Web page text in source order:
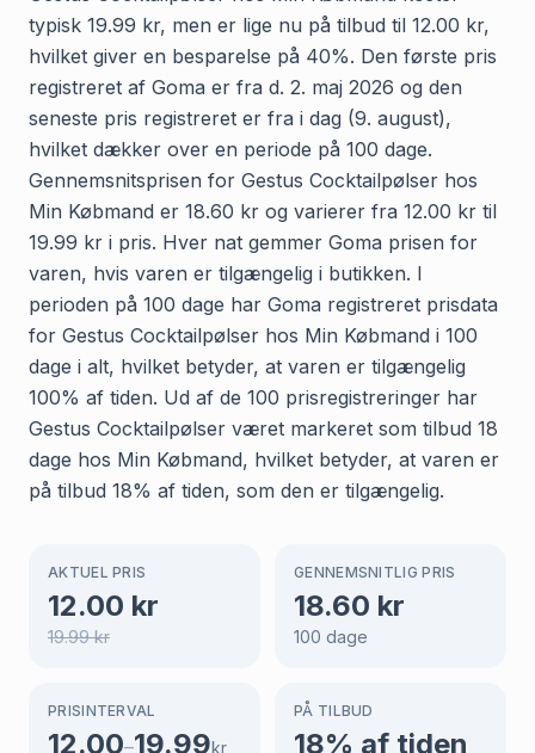
typisk 19.99 kr, men er lige nu på tilbud til 12.00 kr,
hvilket giver en besparelse på 40%. Den første pris
registreret af Goma er fra d. 2. maj 2026 og den
seneste pris registreret er fra i dag (9. august),
hvilket dækker over en periode på 100 dage.
Gennemsnitsprisen for Gestus Cocktailpølser hos
Min Købmand er 18.60 kr og varierer fra 12.00 kr til
19.99 kr i pris. Hver nat gemmer Goma prisen for
varen, hvis varen er tilgængelig i butikken. I
perioden på 100 dage har Goma registreret prisdata
for Gestus Cocktailpølser hos Min Købmand i 100
dage i alt, hvilket betyder, at varen er tilgængelig
100% af tiden. Ud af de 100 prisregistreringer har
Gestus Cocktailpølser været markeret som tilbud 18
dage hos Min Købmand, hvilket betyder, at varen er
på tilbud 18% af tiden, som den er tilgængelig.
AKTUEL PRIS
12.00 kr
19.99kr
GENNEMSNITLIG PRIS
18.60 kr
100 dage
PRISINTERVAL
12.00–19.99kr
PÅ TILBUD
18% af tiden